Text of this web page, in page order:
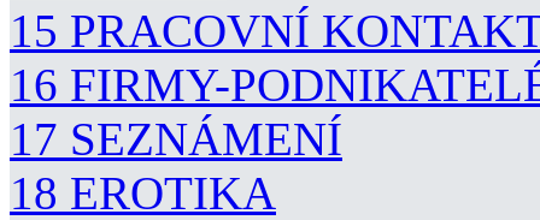
15 PRACOVNÍ
16 FIRMY-
17 SEZNÁMENÍ
18 EROTIKA